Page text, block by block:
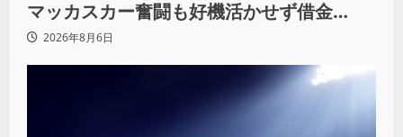
マッカスカー奮闘も好機活かせず借金
「22」
2026年8月6日